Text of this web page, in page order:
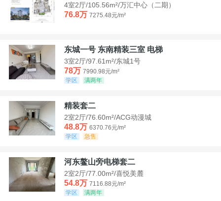
4室2厅/105.56m²/万汇中心（二期）
76.8万 7275.48元/m²
东城一号 东南精装三室 电梯
3室2厅/97.61m²/东城1号
78万 7990.98元/m²
学区
满两年
精装套二
2室2厅/76.60m²/ACG动漫城
48.8万 6370.76元/m²
学区
急售
河东鳌山旁电梯套二
2室2厅/77.00m²/喜悦美麓
54.8万 7116.88元/m²
学区
满两年